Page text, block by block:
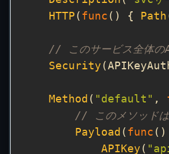
HTTP ( func () { Path
// このサービス全体の
Security
Method ( "default" ,
// このメソッドは
Payload ( func
APIKey (